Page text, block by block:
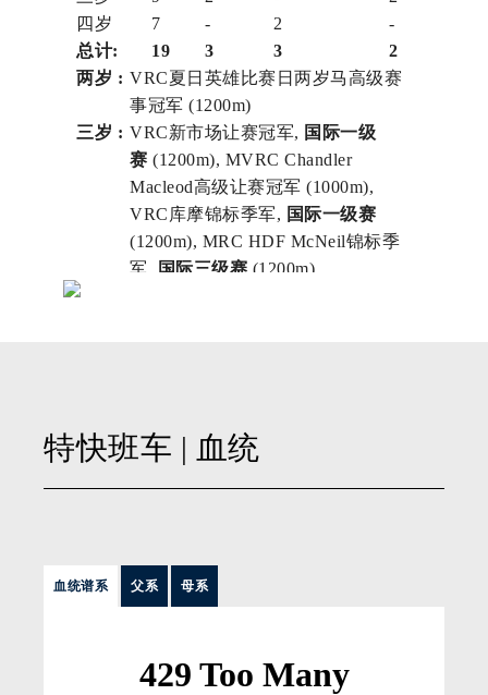
特快班车 | 血统
血统谱系 父系 母系